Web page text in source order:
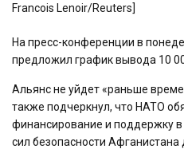
Francois Lenoir/Reuters]
На пресс-конференции в
предложил график вывода 10
Альянс не уйдет «раньше
также подчеркнул, что НАТО
финансирование и поддержку
сил безопасности Афганистана